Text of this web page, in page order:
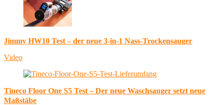
Jimmy HW10 Test – der neue 3-in-1 Nass-Trockensauger
Video
Tineco Floor One S5 Test – Der neue Waschsauger setzt neue
Maßstäbe